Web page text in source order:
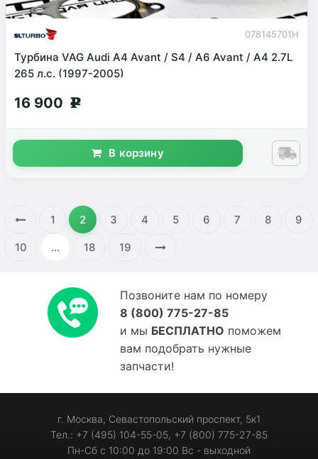
078145701H
Турбина VAG Audi A4 Avant / S4 / A6 Avant / A4 2.7L
265 л.с. (1997-2005)
16 900 g
В корзину
1 2 3 4 5 6 7 8 9
10 ... 18 19
Позвоните нам по номеру
8 (800) 775-27-85
и мы БЕСПЛАТНО поможем
вам подобрать нужные
запчасти!
г. Москва, Севастопольский проспект, 5к1
Тел.: +7 (495) 104-55-05, +7 (800) 775-27-85
Пн-Сб с 10:00 до 19:00 Вс - выходной